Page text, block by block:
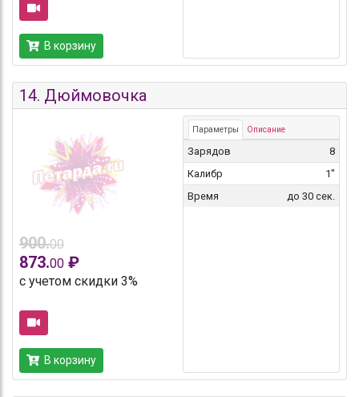
В корзину
14. Дюймовочка
900.00
873.00 ₽
с учетом скидки 3%
В корзину
Параметры Описание
Зарядов
8
Калибр
1"
Время
до 30 сек.